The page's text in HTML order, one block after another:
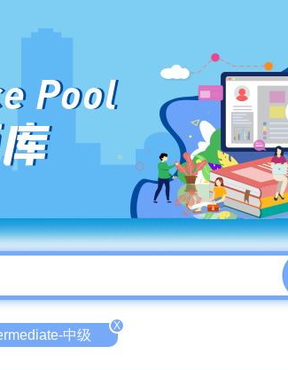
Pool
中级
X